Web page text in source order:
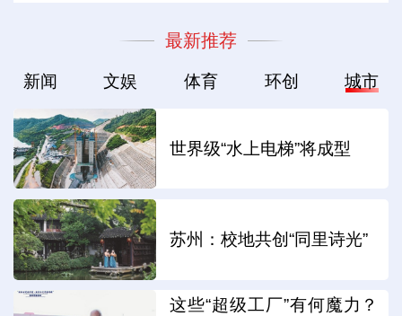
最新推荐
新闻 文娱 体育 环创 城市
世界级“水上电梯”将成型
苏州：校地共创“同里诗光”
这些“超级工厂”有何魔力？